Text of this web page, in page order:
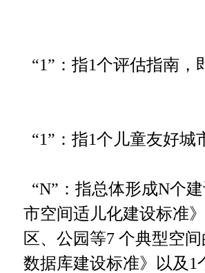
“1”：指1个评估指南
“1”：指1个儿童友好
“N”：指总体形成N个
市空间适儿化建设标准
区、公园等7 个典型空
数据库建设标准》以及